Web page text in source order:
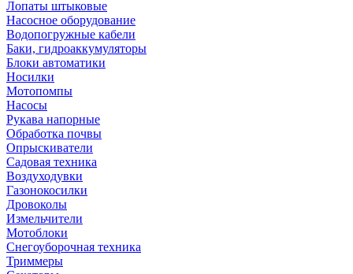
Лопаты штыковые
Насосное оборудование
Водопогружные кабели
Баки, гидроаккумуляторы
Блоки автоматики
Носилки
Мотопомпы
Насосы
Рукава напорные
Обработка почвы
Опрыскиватели
Садовая техника
Воздуходувки
Газонокосилки
Дровоколы
Измельчители
Мотоблоки
Снегоуборочная техника
Триммеры